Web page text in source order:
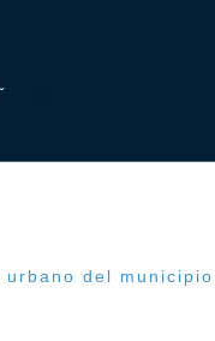
del